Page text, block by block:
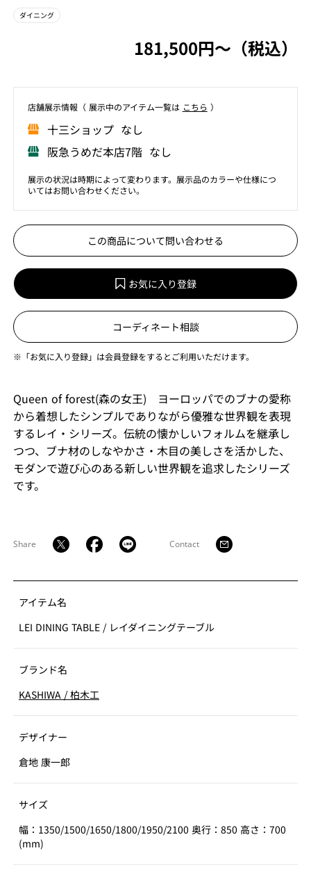
ダイニング
181,500円〜（税込）
店舗展⽰情報（ 展⽰中のアイテム⼀覧は こちら ）
⼗三ショップ なし
阪急うめだ本店7階 なし
展示の状況は時期によって変わります。展示品のカラーや仕様につ
いてはお問い合わせください。
この商品について問い合わせる
お気に入り登録
コーディネート相談
※「お気に入り登録」は会員登録をするとご利用いただけます。
Queen of forest(森の女王) ヨーロッパでのブナの愛称
から着想したシンプルでありながら優雅な世界観を表現
するレイ・シリーズ。伝統の懐かしいフォルムを継承し
つつ、ブナ材のしなやかさ・木目の美しさを活かした、
モダンで遊び心のある新しい世界観を追求したシリーズ
です。
Share Contact
アイテム名
LEI DINING TABLE / レイダイニングテーブル
ブランド名
KASHIWA / 柏木工
デザイナー
倉地 康一郎
サイズ
幅：1350/1500/1650/1800/1950/2100 奥行：850 高さ：700
(mm)